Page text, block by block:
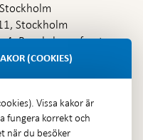
Stockholm
4, Brunkebergsfaret,
(COOKIES)
Vissa kakor är
fungera korrekt och
när du besöker